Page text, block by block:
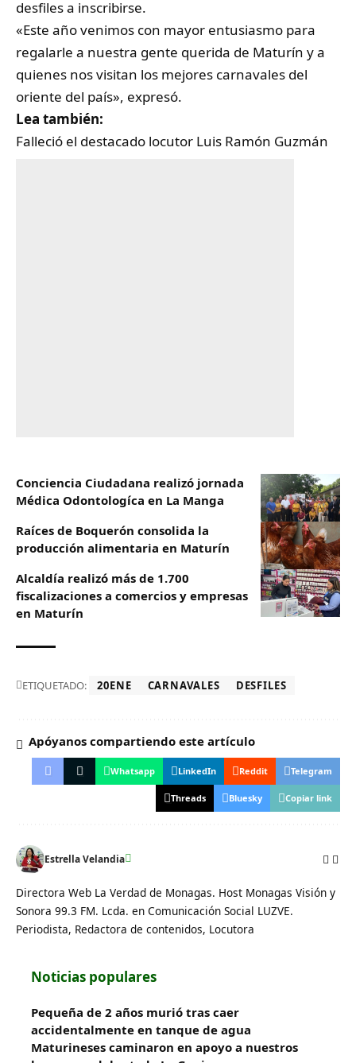
desfiles a inscribirse.
«Este año venimos con mayor entusiasmo para
regalarle a nuestra gente querida de Maturín y a
quienes nos visitan los mejores carnavales del
oriente del país», expresó.
Lea también:
Falleció el destacado locutor Luis Ramón Guzmán
Conciencia Ciudadana realizó jornada
Médica Odontologíca en La Manga
Raíces de Boquerón consolida la
producción alimentaria en Maturín
Alcaldía realizó más de 1.700
fiscalizaciones a comercios y empresas
en Maturín
ETIQUETADO: 20ENE CARNAVALES DESFILES
Apóyanos compartiendo este artículo
Whatsapp LinkedIn Reddit Telegram
Threads Bluesky Copiar link
Estrella Velandia
Directora Web La Verdad de Monagas. Host Monagas Visión y
Sonora 99.3 FM. Lcda. en Comunicación Social LUZVE.
Periodista, Redactora de contenidos, Locutora
Noticias populares
Pequeña de 2 años murió tras caer
accidentalmente en tanque de agua
Maturineses caminaron en apoyo a nuestros